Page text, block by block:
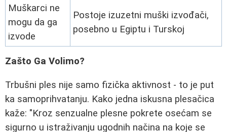
Muškarci ne
mogu da ga
izvode
Postoje izuzetni muški izvođači,
posebno u Egiptu i Turskoj
Zašto Ga Volimo?
Trbušni ples nije samo fizička aktivnost - to je put
ka samoprihvatanju. Kako jedna iskusna plesačica
kaže: "Kroz senzualne plesne pokrete osećam se
sigurno u istraživanju ugodnih načina na koje se